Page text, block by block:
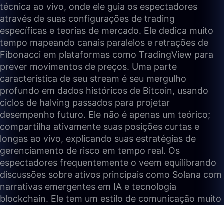
técnica ao vivo, onde ele guia os espectadores
através de suas configurações de trading
específicas e teorias de mercado. Ele dedica muito
tempo mapeando canais paralelos e retrações de
Fibonacci em plataformas como TradingView para
prever movimentos de preços. Uma parte
característica de seu stream é seu mergulho
profundo em dados históricos de Bitcoin, usando
ciclos de halving passados para projetar
desempenho futuro. Ele não é apenas um teórico;
compartilha ativamente suas posições curtas e
longas ao vivo, explicando suas estratégias de
gerenciamento de risco em tempo real. Os
espectadores frequentemente o veem equilibrando
discussões sobre ativos principais como Solana com
narrativas emergentes em IA e tecnologia
blockchain. Ele tem um estilo de comunicação muito